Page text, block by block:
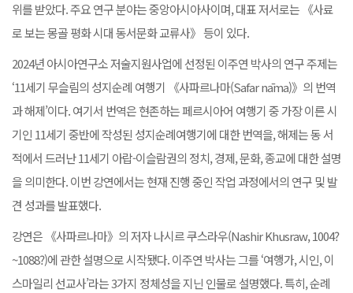
위를 받았다. 주요 연구 분야는 중앙아시아사이며, 대표 저서로는 《사료
로 보는 몽골 평화 시대 동서문화 교류사》 등이 있다.
2024년 아시아연구소 저술지원사업에 선정된 이주연 박사의 연구 주제는
‘11세기 무슬림의 성지순례 여행기 《사파르나마(Safar nāma)》의 번역
과 해제’이다. 여기서 번역은 현존하는 페르시아어 여행기 중 가장 이른 시
기인 11세기 중반에 작성된 성지순례여행기에 대한 번역을, 해제는 동 서
적에서 드러난 11세기 아랍-이슬람권의 정치, 경제, 문화, 종교에 대한 설명
을 의미한다. 이번 강연에서는 현재 진행 중인 작업 과정에서의 연구 및 발
견 성과를 발표했다.
강연은 《사파르나마》의 저자 나시르 쿠스라우(Nashir Khusraw, 1004?
~1088?)에 관한 설명으로 시작됐다. 이주연 박사는 그를 ‘여행가, 시인, 이
스마일리 선교사’라는 3가지 정체성을 지닌 인물로 설명했다. 특히, 순례